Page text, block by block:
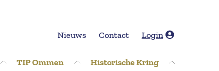
Nieuws Contact Login
TIP Ommen Historische Kring